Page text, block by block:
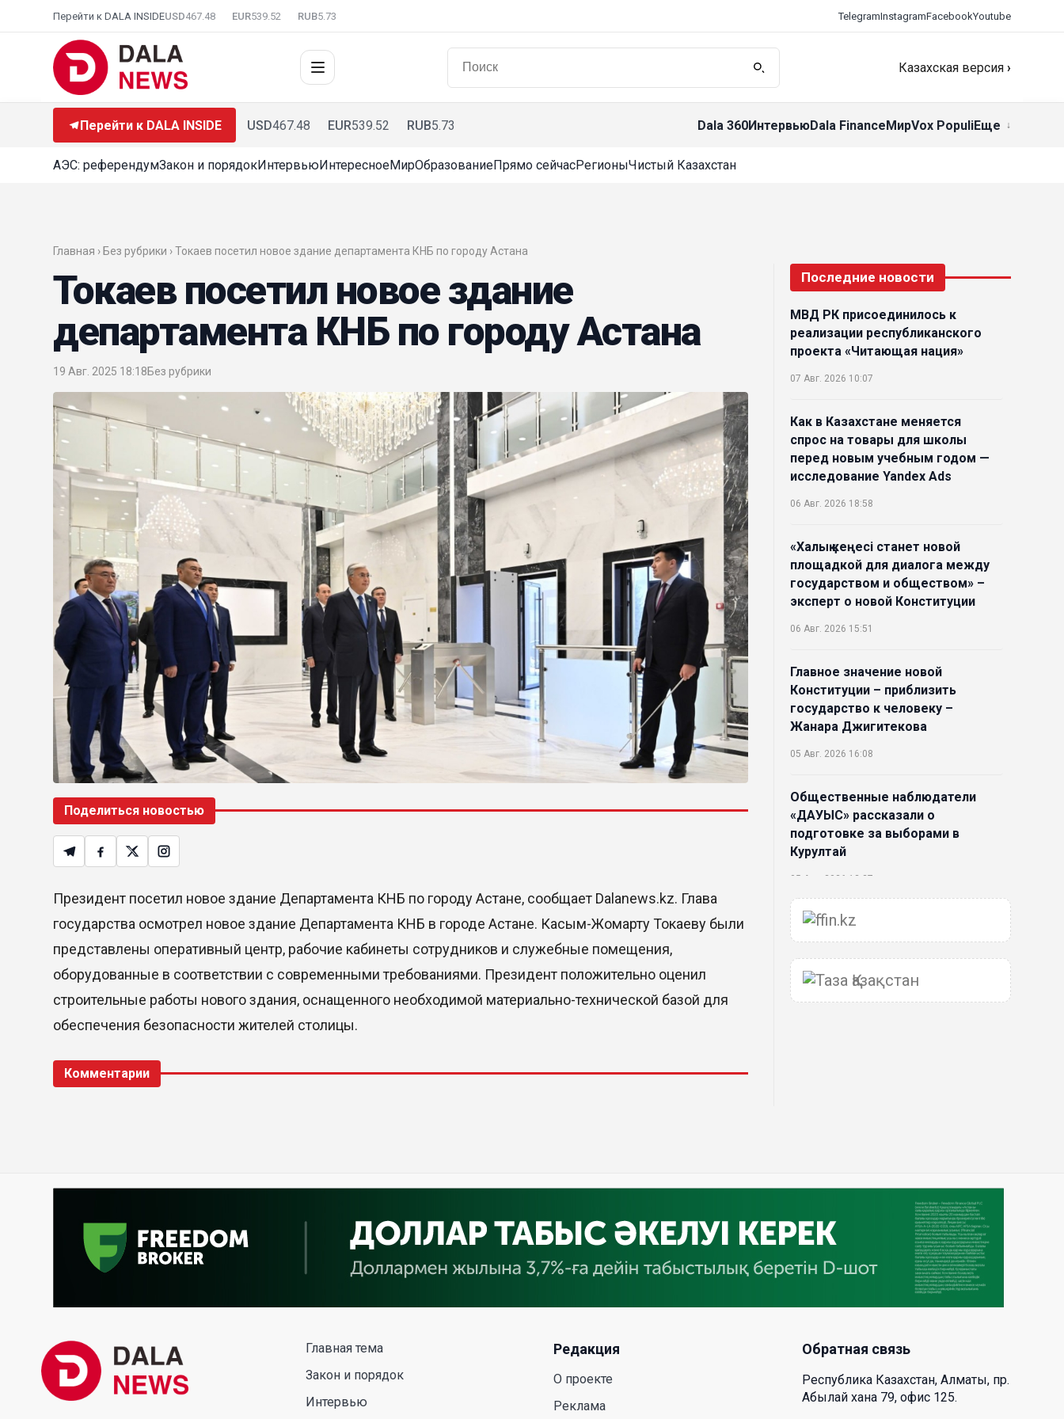
Перейти к DALA INSIDEUSD467.48 EUR539.52 RUB5.73 TelegramInstagramFacebookYoutube
Казахская версия ›
Перейти к DALA INSIDE USD467.48 EUR539.52 RUB5.73 Dala 360ИнтервьюDala FinanceМирVox PopuliЕще
АЭС: референдумЗакон и порядокИнтервьюИнтересноеМирОбразованиеПрямо сейчасРегионыЧистый Казахстан
Главная › Без рубрики › Токаев посетил новое здание департамента КНБ по городу Астана
Токаев посетил новое здание
департамента КНБ по городу Астана
19 Авг. 2025 18:18Без рубрики
Поделиться новостью
Президент посетил новое здание Департамента КНБ по городу Астане, сообщает Dalanews.kz. Глава
государства осмотрел новое здание Департамента КНБ в городе Астане. Касым-Жомарту Токаеву были
представлены оперативный центр, рабочие кабинеты сотрудников и служебные помещения,
оборудованные в соответствии с современными требованиями. Президент положительно оценил
строительные работы нового здания, оснащенного необходимой материально-технической базой для
обеспечения безопасности жителей столицы.
Комментарии
Последние новости
МВД РК присоединилось к
реализации республиканского
проекта «Читающая нация»
07 Авг. 2026 10:07
Как в Казахстане меняется
спрос на товары для школы
перед новым учебным годом —
исследование Yandex Ads
06 Авг. 2026 18:58
«Халық кеңесі станет новой
площадкой для диалога между
государством и обществом» –
эксперт о новой Конституции
06 Авг. 2026 15:51
Главное значение новой
Конституции – приблизить
государство к человеку –
Жанара Джигитекова
05 Авг. 2026 16:08
Общественные наблюдатели
«ДАУЫС» рассказали о
подготовке за выборами в
Курултай
05 Авг. 2026 12:27
Новая глава для Xiaomi EV:
Xiaomi представила техническую
архитектуру Xiaomi Kunlun и
серию Xiaomi SkyNomad
04 Авг. 2026 18:35
клип с красивой хореографией
31 Июл. 2026 14:11
Роботы-доставщики вышли на
строительство индустриально-
экологического
Главная тема
Закон и порядок
Интервью
Редакция
О проекте
Реклама
Обратная связь
Республика Казахстан, Алматы, пр.
Абылай хана 79, офис 125.